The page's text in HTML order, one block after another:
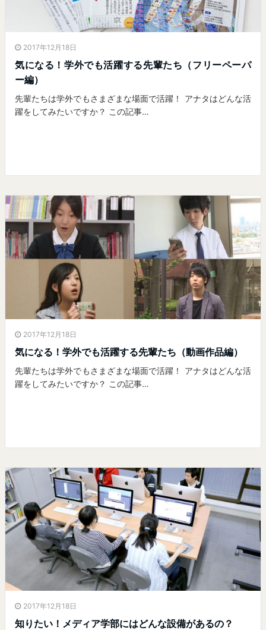
2017年12月18日
気になる！学外でも活躍する先輩たち（フリーペーパ
ー編）
先輩たちは学外でもさまざまな場面で活躍！ アナタはどんな活
躍をしてみたいですか？ この記事…
2017年12月18日
気になる！学外でも活躍する先輩たち（動画作品編）
先輩たちは学外でもさまざまな場面で活躍！ アナタはどんな活
躍をしてみたいですか？ この記事…
2017年12月18日
知りたい！メディア学部にはどんな設備があるの？